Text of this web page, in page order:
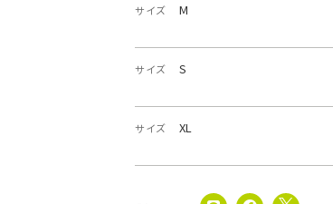
サイズ M
サイズ S
サイズ XL